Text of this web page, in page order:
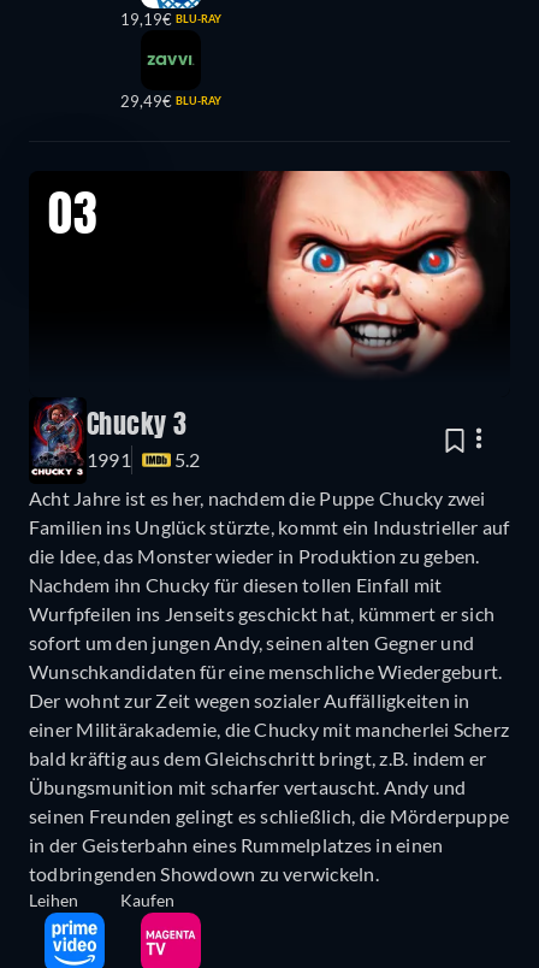
19,19€ BLU-RAY
29,49€ BLU-RAY
03
Chucky 3
1991
5.2
Acht Jahre ist es her, nachdem die Puppe Chucky zwei
Familien ins Unglück stürzte, kommt ein Industrieller auf
die Idee, das Monster wieder in Produktion zu geben.
Nachdem ihn Chucky für diesen tollen Einfall mit
Wurfpfeilen ins Jenseits geschickt hat, kümmert er sich
sofort um den jungen Andy, seinen alten Gegner und
Wunschkandidaten für eine menschliche Wiedergeburt.
Der wohnt zur Zeit wegen sozialer Auffälligkeiten in
einer Militärakademie, die Chucky mit mancherlei Scherz
bald kräftig aus dem Gleichschritt bringt, z.B. indem er
Übungsmunition mit scharfer vertauscht. Andy und
seinen Freunden gelingt es schließlich, die Mörderpuppe
in der Geisterbahn eines Rummelplatzes in einen
todbringenden Showdown zu verwickeln.
Leihen Kaufen